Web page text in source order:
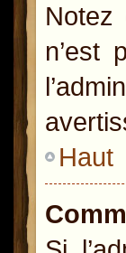
Notez
n’est
Haut